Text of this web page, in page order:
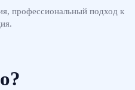
профессиональный подход к